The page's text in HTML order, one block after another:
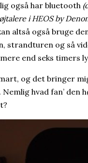
også har bluetooth
i HEOS by
altså også bruge
strandturen og så
end seks timers
og det bringer
hvad fan’ den